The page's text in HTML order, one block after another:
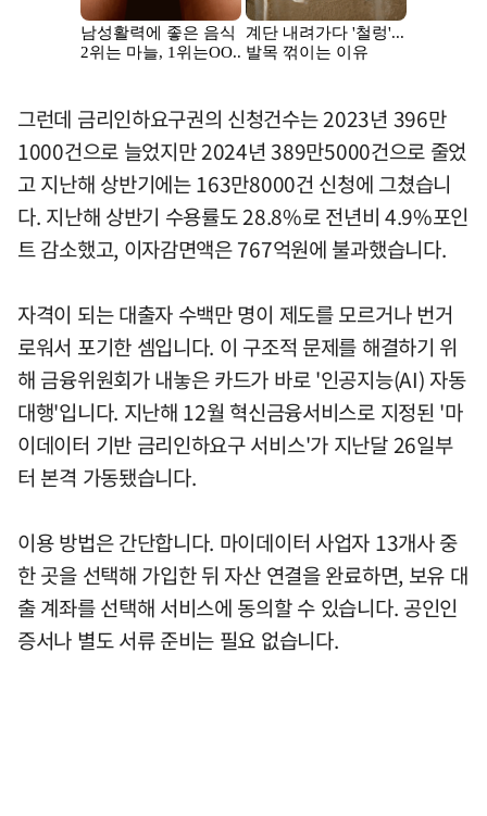
그런데 금리인하요구권의 신청건수는 2023년 396만
1000건으로 늘었지만 2024년 389만5000건으로 줄었
고 지난해 상반기에는 163만8000건 신청에 그쳤습니
다. 지난해 상반기 수용률도 28.8%로 전년비 4.9%포인
트 감소했고, 이자감면액은 767억원에 불과했습니다.
자격이 되는 대출자 수백만 명이 제도를 모르거나 번거
로워서 포기한 셈입니다. 이 구조적 문제를 해결하기 위
해 금융위원회가 내놓은 카드가 바로 '인공지능(AI) 자동
대행'입니다. 지난해 12월 혁신금융서비스로 지정된 '마
이데이터 기반 금리인하요구 서비스'가 지난달 26일부
터 본격 가동됐습니다.
이용 방법은 간단합니다. 마이데이터 사업자 13개사 중
한 곳을 선택해 가입한 뒤 자산 연결을 완료하면, 보유 대
출 계좌를 선택해 서비스에 동의할 수 있습니다. 공인인
증서나 별도 서류 준비는 필요 없습니다.